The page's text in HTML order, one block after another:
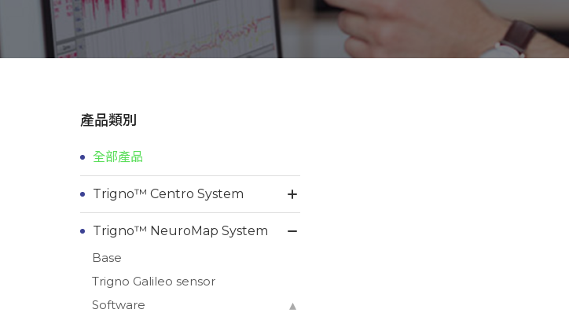
產品類別
全部產品
Trigno™ Centro System
Trigno™ NeuroMap System
Base
Trigno Galileo sensor
Software